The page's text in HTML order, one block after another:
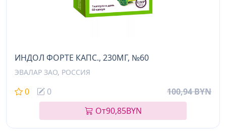
ИНДОЛ ФОРТЕ КАПС., 230МГ, №60
ЭВАЛАР ЗАО, РОССИЯ
0 0
100,94 BYN
От90,85BYN